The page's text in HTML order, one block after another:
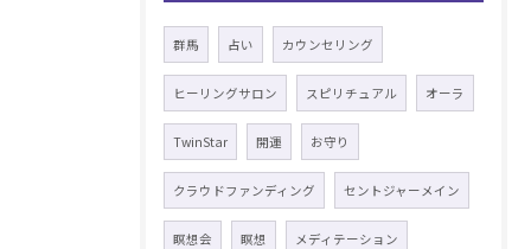
群馬 占い カウンセリング
ヒーリングサロン スピリチュアル オーラ
TwinStar 開運 お守り
クラウドファンディング セントジャーメイン
瞑想会 瞑想 メディテーション